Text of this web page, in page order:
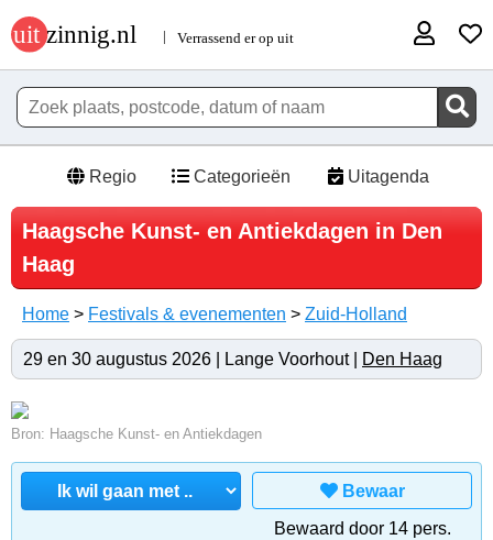
Regio Categorieën Uitagenda
Haagsche Kunst- en Antiekdagen in Den
Haag
Home > Festivals & evenementen > Zuid-Holland
29 en 30 augustus 2026 | Lange Voorhout | Den Haag
Bron: Haagsche Kunst- en Antiekdagen
Bewaar
Bewaard door 14 pers.